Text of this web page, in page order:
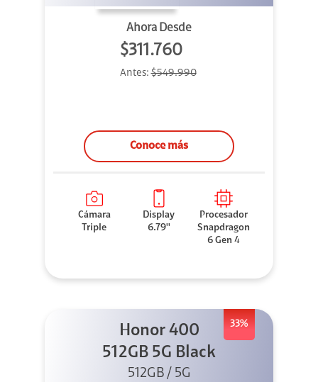
Ahora Desde
$311.760
Antes:$549.990
Conoce más
Cámara
Triple
Display
6.79''
Procesador
Snapdragon
6 Gen 4
33%
Honor 400
512GB 5G Black
512GB / 5G